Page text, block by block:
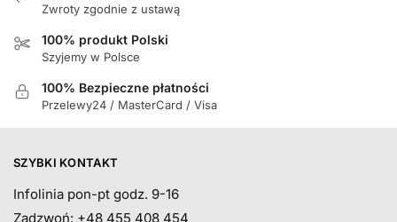
Zwroty zgodnie z ustawą
100% produkt Polski
Szyjemy w Polsce
100% Bezpieczne płatności
Przelewy24 / MasterCard / Visa
SZYBKI KONTAKT
Infolinia pon-pt godz. 9-16
Zadzwoń: +48 455 408 454